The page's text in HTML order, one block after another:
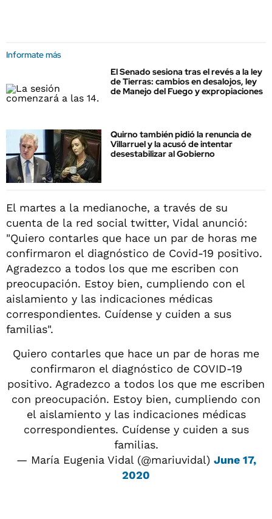
Informate más
El Senado sesiona tras el revés a la ley
de Tierras: cambios en desalojos, ley
de Manejo del Fuego y expropiaciones
Quirno también pidió la renuncia de
Villarruel y la acusó de intentar
desestabilizar al Gobierno
El martes a la medianoche, a través de su
cuenta de la red social twitter, Vidal anunció:
"Quiero contarles que hace un par de horas me
confirmaron el diagnóstico de Covid-19 positivo.
Agradezco a todos los que me escriben con
preocupación. Estoy bien, cumpliendo con el
aislamiento y las indicaciones médicas
correspondientes. Cuídense y cuiden a sus
familias".
Quiero contarles que hace un par de horas me
confirmaron el diagnóstico de COVID-19
positivo. Agradezco a todos los que me escriben
con preocupación. Estoy bien, cumpliendo con
el aislamiento y las indicaciones médicas
correspondientes. Cuídense y cuiden a sus
familias.
— María Eugenia Vidal (@mariuvidal) June 17,
2020